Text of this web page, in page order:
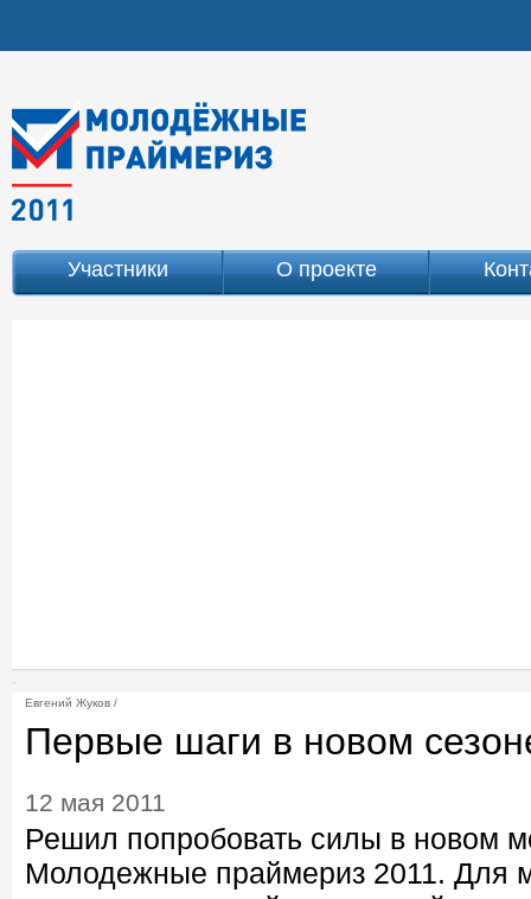
Участники О проекте
Евгений Жуков /
Первые шаги в новом
12 мая 2011
Решил попробовать силы в новом
Молодежные праймериз 2011. Для